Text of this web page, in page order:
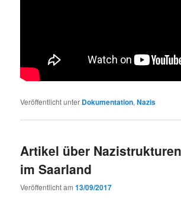
Veröffentlicht unter Dokumentation,Nazis
Artikel über Nazistrukturen
im Saarland
Veröffentlicht am13/09/2017